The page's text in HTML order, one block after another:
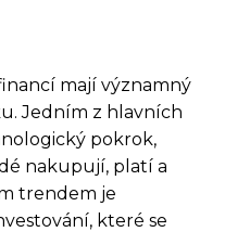
mají významný
Jedním z hlavních
pokrok,
nakupují, platí a
trendem je
které se